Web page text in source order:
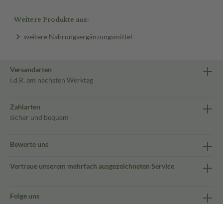
Weitere Produkte aus:
weitere Nahrungsergänzungsmittel
Versandarten
i.d.R. am nächsten Werktag
Zahlarten
sicher und bequem
Bewerte uns
Vertraue unserem mehrfach ausgezeichneten Service
Folge uns